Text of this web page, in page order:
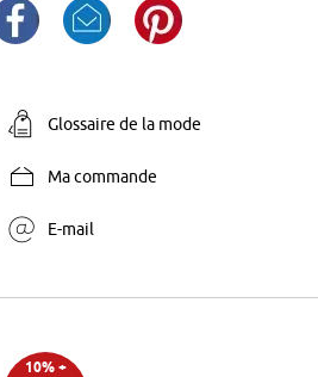
Glossaire de la mode
Ma commande
E-mail
10% +